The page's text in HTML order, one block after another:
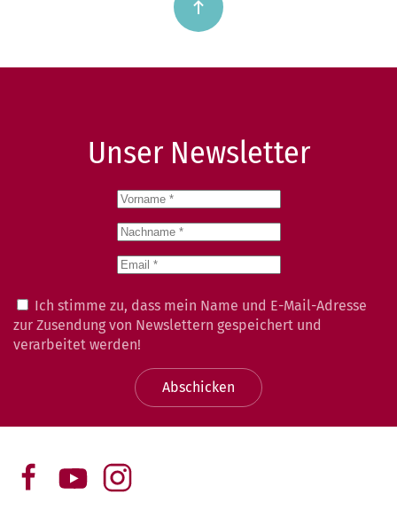
Unser Newsletter
Ich stimme zu, dass mein Name und E-Mail-Adresse
zur Zusendung von Newslettern gespeichert und
verarbeitet werden!
Abschicken